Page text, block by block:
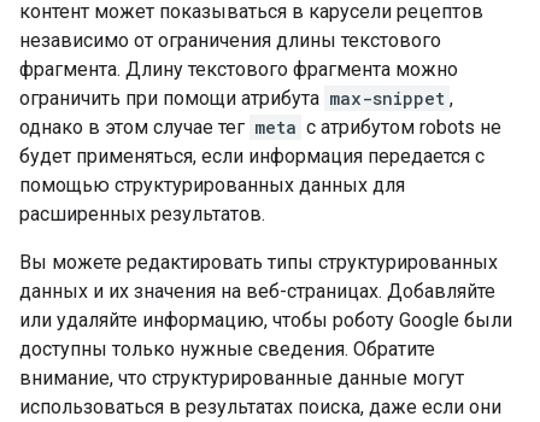
контент может показываться в карусели рецептов
независимо от ограничения длины текстового
фрагмента. Длину текстового фрагмента можно
ограничить при помощи атрибута max-snippet ,
однако в этом случае тег meta с атрибутом robots не
будет применяться, если информация передается с
помощью структурированных данных для
расширенных результатов.
Вы можете редактировать типы структурированных
данных и их значения на веб-страницах. Добавляйте
или удаляйте информацию, чтобы роботу Google были
доступны только нужные сведения. Обратите
внимание, что структурированные данные могут
использоваться в результатах поиска, даже если они